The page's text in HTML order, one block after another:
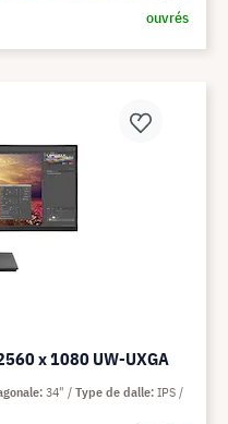
ouvrés
x 1080 UW-UXGA
34" Type de dalle IPS